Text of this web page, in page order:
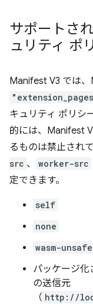
サポートさ
ュリティ ポ
Manifest V3 では
キュリティ ポリシ
的には、Manifest
るものは禁止されて
src 、 worker-src
定できます。
self
none
wasm-
パッケージ
の送信元
（ http://